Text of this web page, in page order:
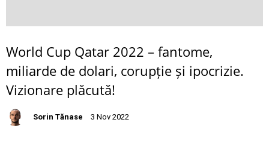
World Cup Qatar 2022 – fantome,
miliarde de dolari, corupție și ipocrizie.
Vizionare plăcută!
Sorin Tănase 3 Nov 2022